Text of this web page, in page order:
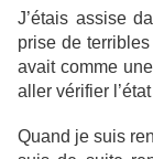
J’étais assise
prise de
avait comme
aller vérifier
Quand je suis